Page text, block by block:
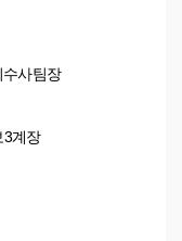
수사팀장
3계장